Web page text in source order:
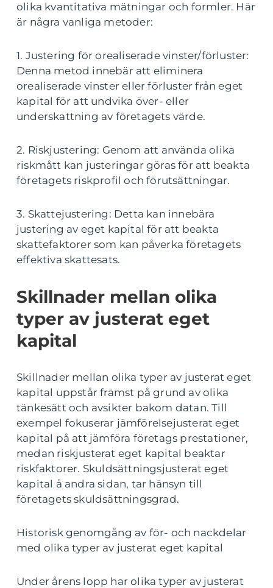
olika kvantitativa mätningar och formler. Här
är några vanliga metoder:
1. Justering för orealiserade vinster/förluster:
Denna metod innebär att eliminera
orealiserade vinster eller förluster från eget
kapital för att undvika över- eller
underskattning av företagets värde.
2. Riskjustering: Genom att använda olika
riskmått kan justeringar göras för att beakta
företagets riskprofil och förutsättningar.
3. Skattejustering: Detta kan innebära
justering av eget kapital för att beakta
skattefaktorer som kan påverka företagets
effektiva skattesats.
Skillnader mellan olika
typer av justerat eget
kapital
Skillnader mellan olika typer av justerat eget
kapital uppstår främst på grund av olika
tänkesätt och avsikter bakom datan. Till
exempel fokuserar jämförelsejusterat eget
kapital på att jämföra företags prestationer,
medan riskjusterat eget kapital beaktar
riskfaktorer. Skuldsättningsjusterat eget
kapital å andra sidan, tar hänsyn till
företagets skuldsättningsgrad.
Historisk genomgång av för- och nackdelar
med olika typer av justerat eget kapital
Under årens lopp har olika typer av justerat